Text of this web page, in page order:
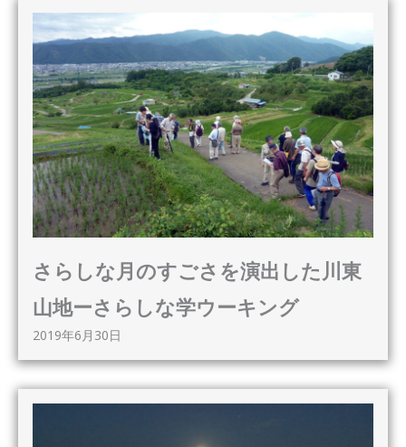
さらしな月のすごさを演出した川東
山地ーさらしな学ウーキング
2019年6月30日